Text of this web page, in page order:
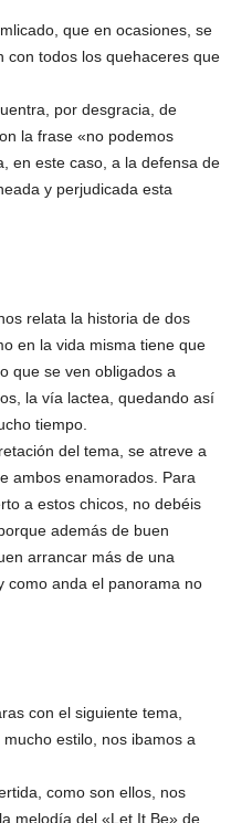
que en ocasiones, se
con todos los quehaceres que
por desgracia, de
la frase «no podemos
en este caso, a la defensa de
y perjudicada esta
relata la historia de dos
en la vida misma tiene que
que se ven obligados a
la vía lactea, quedando así
tiempo.
del tema, se atreve a
ambos enamorados. Para
a estos chicos, no debéis
además de buen
arrancar más de una
como anda el panorama no
con el siguiente tema,
estilo, nos ibamos a
como son ellos, nos
melodía del «Let It Be» de